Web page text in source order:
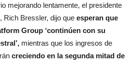
mejorando lentamente, el presidente
Rich Bressler, dijo que esperan que
Group ‘continúen con su
mientras que los ingresos de
creciendo en la segunda mitad de